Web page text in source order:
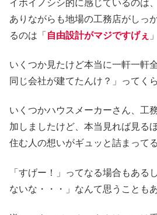
イボイノシシ的に感じているのは
ありながらも地場の工務店がしっ
るのは「 自由設計がマジですげぇ
いくつか見たけど本当に一軒一軒
同じ会社が建てたんけ？」ってく
いくつかハウスメーカーさん、工
加しましたけど、本当見れば見る
住む人の想いがギュッと詰まって
「すげー！」ってなる場合もある
ないな・・・」なんて思うことも